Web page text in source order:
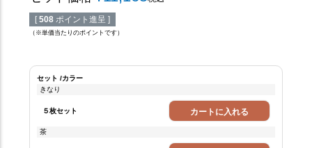
[ 508 ポイント進呈 ]
（※単価当たりのポイントです）
セット
カラー
きなり
５枚セット カートに入れる
茶